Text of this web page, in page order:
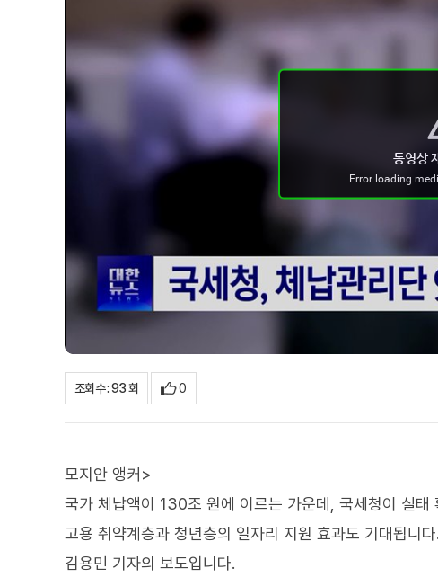
조회수 : 93 회 0
모지안 앵커>
국가 체납액이 130조 원에 이르는 가운데, 국세청이 실
고용 취약계층과 청년층의 일자리 지원 효과도 기대됩니다.
김용민 기자의 보도입니다.